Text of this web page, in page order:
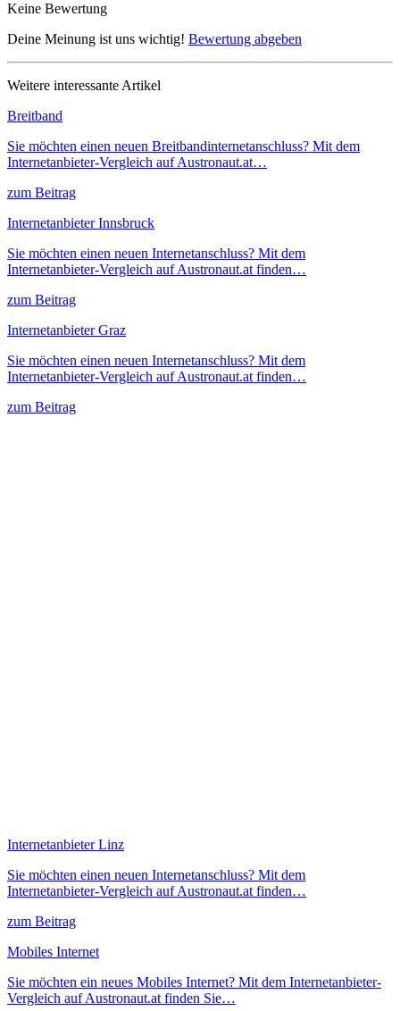
Keine Bewertung
Deine Meinung ist uns wichtig! Bewertung abgeben
Weitere interessante Artikel
Breitband
Sie möchten einen neuen Breitbandinternetanschluss? Mit dem
Internetanbieter-Vergleich auf Austronaut.at…
zum Beitrag
Internetanbieter Innsbruck
Sie möchten einen neuen Internetanschluss? Mit dem
Internetanbieter-Vergleich auf Austronaut.at finden…
zum Beitrag
Internetanbieter Graz
Sie möchten einen neuen Internetanschluss? Mit dem
Internetanbieter-Vergleich auf Austronaut.at finden…
zum Beitrag
Internetanbieter Linz
Sie möchten einen neuen Internetanschluss? Mit dem
Internetanbieter-Vergleich auf Austronaut.at finden…
zum Beitrag
Mobiles Internet
Sie möchten ein neues Mobiles Internet? Mit dem Internetanbieter-
Vergleich auf Austronaut.at finden Sie…